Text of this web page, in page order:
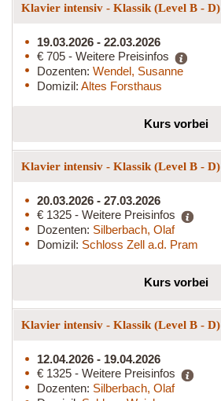
Klavier intensiv - Klassik (Level B - D)
19.03.2026 - 22.03.2026
€ 705 - Weitere Preisinfos
Dozenten: Wendel, Susanne
Domizil: Altes Forsthaus
Kurs vorbei
Klavier intensiv - Klassik (Level B - D)
20.03.2026 - 27.03.2026
€ 1325 - Weitere Preisinfos
Dozenten: Silberbach, Olaf
Domizil: Schloss Zell a.d. Pram
Kurs vorbei
Klavier intensiv - Klassik (Level B - D)
12.04.2026 - 19.04.2026
€ 1325 - Weitere Preisinfos
Dozenten: Silberbach, Olaf